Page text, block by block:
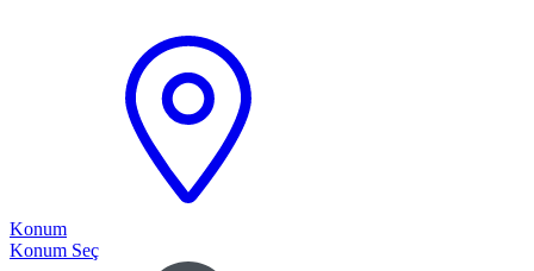
Konum
Konum Seç